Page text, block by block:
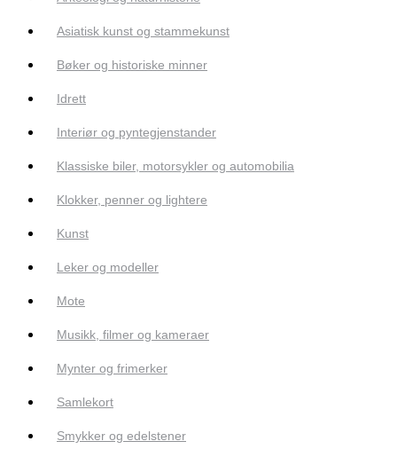
Asiatisk kunst og stammekunst
Bøker og historiske minner
Idrett
Interiør og pyntegjenstander
Klassiske biler, motorsykler og automobilia
Klokker, penner og lightere
Kunst
Leker og modeller
Mote
Musikk, filmer og kameraer
Mynter og frimerker
Samlekort
Smykker og edelstener